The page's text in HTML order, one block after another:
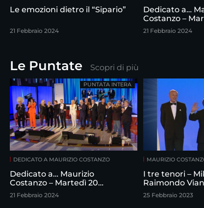
Le emozioni dietro il “Sipario”
21 Febbraio 2024
Dedicato a…
Costanzo –
febbraio
21 Febbraio 2024
Le Puntate Scopri di più
DEDICATO A MAURIZIO COSTANZO
Dedicato a… Maurizio
Costanzo – Martedì 20
febbraio
21 Febbraio 2024
PUNTATA INTERA
MAURIZIO
I tre tenori –
Raimondo
intervistati da
Costanzo
25 Febbraio 2023